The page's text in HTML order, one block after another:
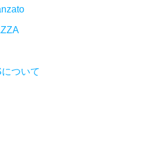
ついて